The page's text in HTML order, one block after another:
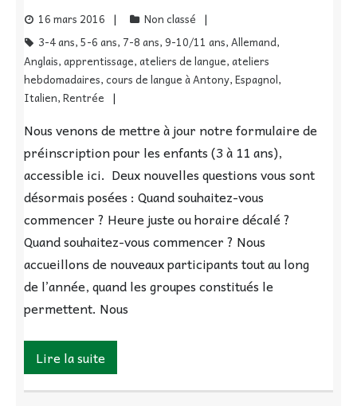
16 mars 2016
Non classé
3-4 ans,5-6 ans, 7-8 ans,9-10/11 ans,Allemand,
Anglais,apprentissage,ateliers de langue,ateliers
hebdomadaires,cours de langue à Antony,Espagnol,
Italien,Rentrée
Nous venons de mettre à jour notre formulaire de
préinscription pour les enfants (3 à 11 ans),
accessible ici. Deux nouvelles questions vous sont
désormais posées : Quand souhaitez-vous
commencer ? Heure juste ou horaire décalé ?
Quand souhaitez-vous commencer ? Nous
accueillons de nouveaux participants tout au long
de l’année, quand les groupes constitués le
permettent. Nous
Lire la suite